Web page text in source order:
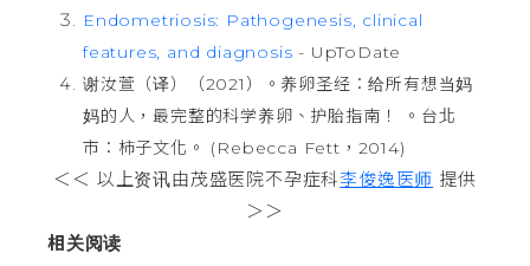
Endometriosis: Pathogenesis, clinical
features, and diagnosis - UpToDate
谢汝萱（译）（2021）。养卵圣经：给所有想当妈
妈的人，最完整的科学养卵、护胎指南！ 。台北
市：柿子文化。 (Rebecca Fett，2014)
＜＜ 以上资讯由茂盛医院不孕症科李俊逸医师 提供
＞＞
相关阅读